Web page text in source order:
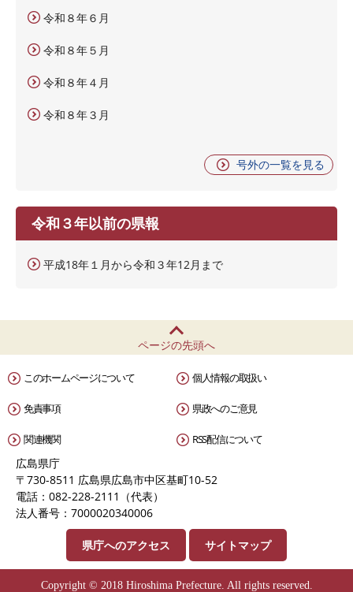
令和８年６月
令和８年５月
令和８年４月
令和８年３月
号外の一覧を見る
令和３年以前の県報
平成18年１月から令和３年12月まで
ページの先頭へ
このホームページについて 個人情報の取扱い
免責事項 県政へのご意見
関連機関 RSS配信について
広島県庁
〒730-8511 広島県広島市中区基町10-52
電話：082-228-2111（代表）
法人番号：7000020340006
県庁へのアクセス サイトマップ
Copyright © 2018 Hiroshima Prefecture. All rights reserved.